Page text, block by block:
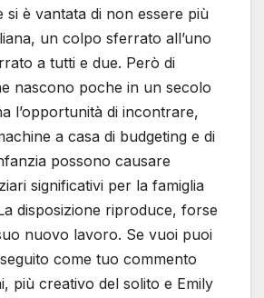
si è vantata di non essere più
un colpo sferrato all’uno
a tutti e due. Però di
nascono poche in un secolo
l’opportunità di incontrare,
a casa di budgeting e di
possono causare
significativi per la famiglia
disposizione riproduce, forse
nuovo lavoro. Se vuoi puoi
come tuo commento
più creativo del solito e Emily